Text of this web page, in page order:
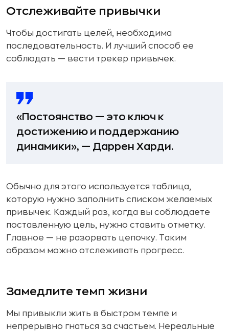
Отслеживайте привычки
Чтобы достигать целей, необходима
последовательность. И лучший способ ее
соблюдать — вести трекер привычек.
«Постоянство — это ключ к
достижению и поддержанию
динамики», — Даррен Харди.
Обычно для этого используется таблица,
которую нужно заполнить списком желаемых
привычек. Каждый раз, когда вы соблюдаете
поставленную цель, нужно ставить отметку.
Главное — не разорвать цепочку. Таким
образом можно отслеживать прогресс.
Замедлите темп жизни
Мы привыкли жить в быстром темпе и
непрерывно гнаться за счастьем. Нереальные